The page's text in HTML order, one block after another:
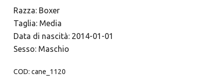
Razza: Boxer
Taglia: Media
Data di nascità: 2014-01-01
Sesso: Maschio
COD: cane_1120